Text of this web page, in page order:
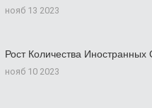
нояб 13 2023
Рост Количества
нояб 10 2023